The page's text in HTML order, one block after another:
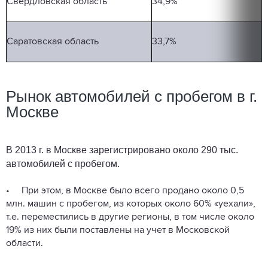
Свердловская область 34,9%
Саратовская область 33,7%
Рынок автомобилей с пробегом в г.
Москве
В 2013 г. в Москве зарегистрировано около 290 тыс.
автомобилей с пробегом.
• При этом, в Москве было всего продано около 0,5
млн. машин с пробегом, из которых около 60% «уехали»,
т.е. переместились в другие регионы, в том числе около
19% из них были поставлены на учет в Московской
области.